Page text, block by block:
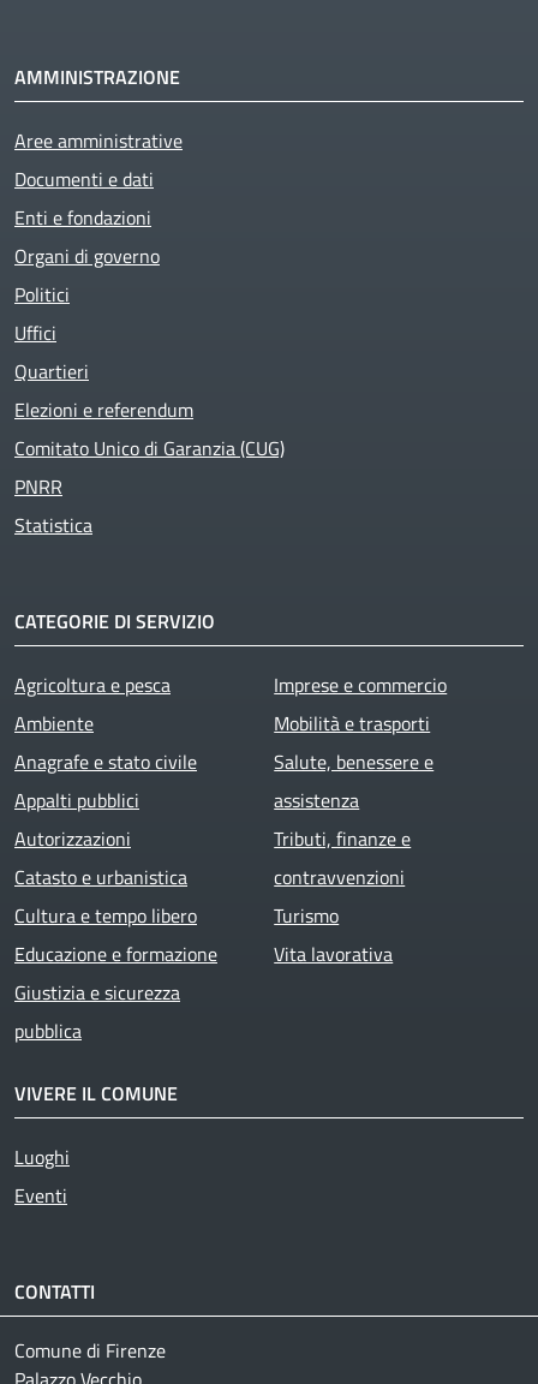
AMMINISTRAZIONE
Aree amministrative
Documenti e dati
Enti e fondazioni
Organi di governo
Politici
Uffici
Quartieri
Elezioni e referendum
Comitato Unico di Garanzia (CUG)
PNRR
Statistica
CATEGORIE DI SERVIZIO
Agricoltura e pesca
Ambiente
Anagrafe e stato civile
Appalti pubblici
Autorizzazioni
Catasto e urbanistica
Cultura e tempo libero
Educazione e formazione
Giustizia e sicurezza
pubblica
Imprese e commercio
Mobilità e trasporti
Salute, benessere e
assistenza
Tributi, finanze e
contravvenzioni
Turismo
Vita lavorativa
VIVERE IL COMUNE
Luoghi
Eventi
CONTATTI
Comune di Firenze